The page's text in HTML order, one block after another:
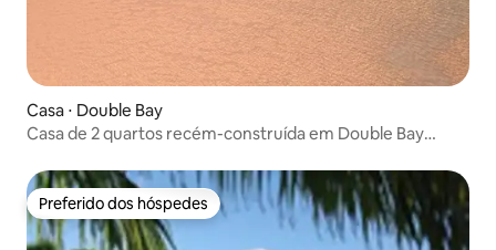
Casa ⋅ Double Bay
Casa de 2 quartos recém-construída em Double Bay
Preferido dos hóspedes
Preferido dos hóspedes